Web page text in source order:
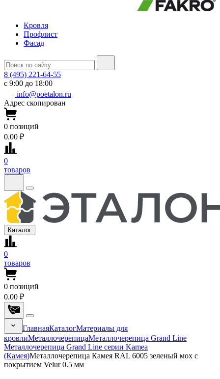
Кровля
Профлист
Фасад
8 (495) 221-64-55
с 9:00 до 18:00
info@poetalon.ru
Адрес скопирован
0 позиций
0.00 ₽
0
товаров
Каталог
0
товаров
0 позиций
0.00 ₽
ГлавнаяКаталогМатериалы для
кровлиМеталлочерепицаМеталлочерепица Grand Line
Металлочерепица Grand Line серии Kamea
(Камея)Металлочерепица Камея RAL 6005 зеленый мох с
покрытием Velur 0.5 мм